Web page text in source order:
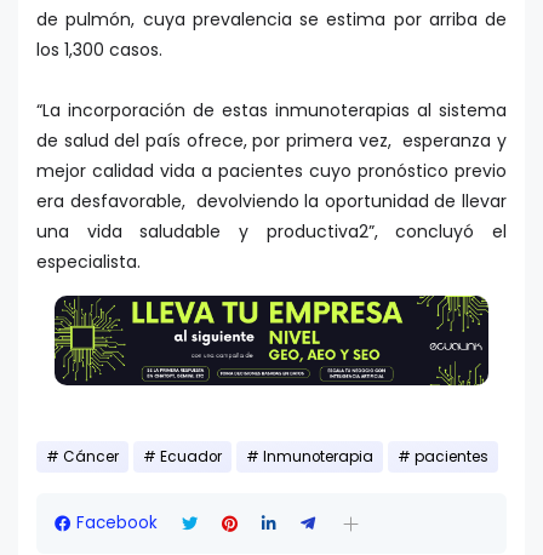
de pulmón, cuya prevalencia se estima por arriba de
los 1,300 casos.
“La incorporación de estas inmunoterapias al sistema
de salud del país ofrece, por primera vez, esperanza y
mejor calidad vida a pacientes cuyo pronóstico previo
era desfavorable, devolviendo la oportunidad de llevar
una vida saludable y productiva2”, concluyó el
especialista.
Cáncer Ecuador Inmunoterapia pacientes
Facebook